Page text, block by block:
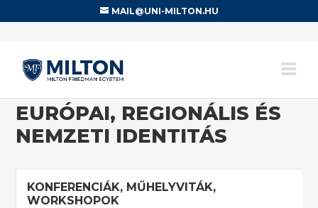
MAIL@UNI-MILTON.HU
EURÓPAI, REGIONÁLIS ÉS
NEMZETI IDENTITÁS
KONFERENCIÁK, MŰHELYVITÁK,
WORKSHOPOK